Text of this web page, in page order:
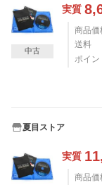
実質
商品価
送料
ポイン
中古
夏目ストア
実質
商品価